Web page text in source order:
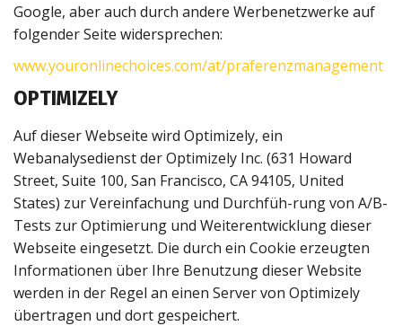
Google, aber auch durch andere Werbenetzwerke auf
folgender Seite widersprechen:
www.youronlinechoices.com/at/praferenzmanagement
OPTIMIZELY
Auf dieser Webseite wird Optimizely, ein
Webanalysedienst der Optimizely Inc. (631 Howard
Street, Suite 100, San Francisco, CA 94105, United
States) zur Vereinfachung und Durchfüh-rung von A/B-
Tests zur Optimierung und Weiterentwicklung dieser
Webseite eingesetzt. Die durch ein Cookie erzeugten
Informationen über Ihre Benutzung dieser Website
werden in der Regel an einen Server von Optimizely
übertragen und dort gespeichert.